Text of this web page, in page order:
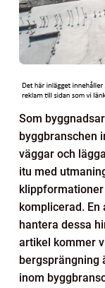
Som
byggbranschen
väggar och
itu med
komplicerad.
hantera dessa
artikel kommer
bergsprängning
inom